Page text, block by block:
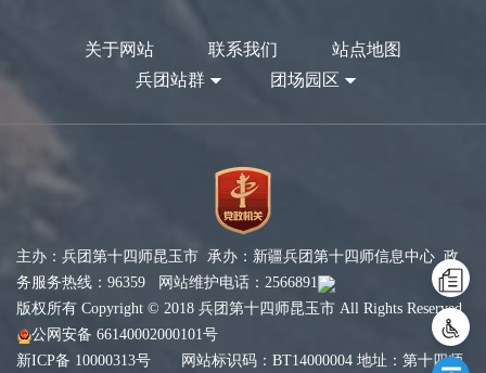
关于网站 联系我们
站点地图
兵团站群
团场园区
主办：兵团第十四师昆玉市 承办：新疆兵团第十四师信息中心 政
务服务热线：96359 网站维护电话：2566891
版权所有 Copyright © 2018 兵团第十四师昆玉市 All Rights Reserved
公网安备 66140002000101号
新ICP备 10000313号 网站标识码：BT14000004 地址：第十四师